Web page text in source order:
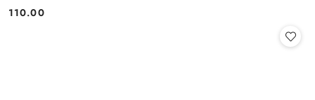
Cena:
110.00